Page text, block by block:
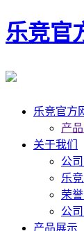
乐竞官
乐竞官方
产
关于我们
公
乐
荣
公
产品展示